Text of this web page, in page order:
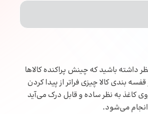
داشته باشید که چینش پراکنده کالاها
و قفسه بندی کالا چیزی فراتر از پیدا کردن
کاغذ به نظر ساده و قابل درک می‌آید
انجام می‌شود.